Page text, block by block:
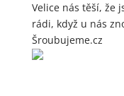
Velice nás těší, že
rádi, když u nás
Šroubujeme.cz